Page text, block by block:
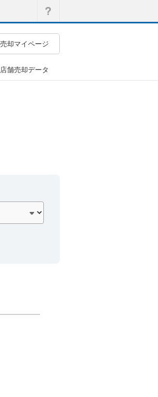
売却マイページ
店舗売却データ